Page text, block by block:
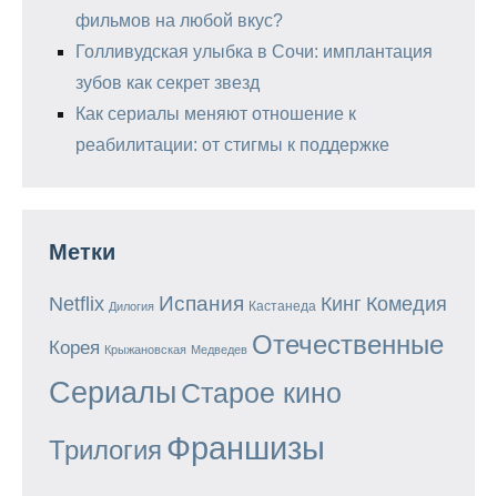
фильмов на любой вкус?
Голливудская улыбка в Сочи: имплантация
зубов как секрет звезд
Как сериалы меняют отношение к
реабилитации: от стигмы к поддержке
Метки
Netflix Дилогия Испания Кастанеда Кинг Комедия
Корея Крыжановская Медведев Отечественные
Сериалы Старое кино
Трилогия Франшизы